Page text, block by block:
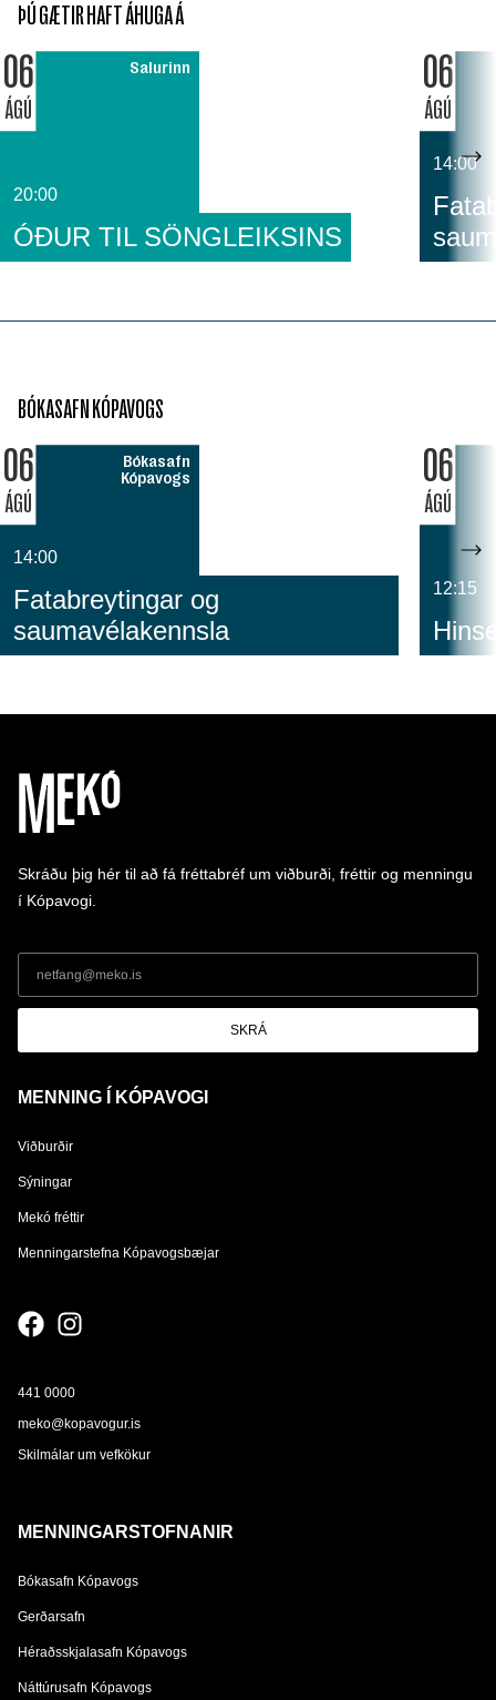
ÞÚ GÆTIR HAFT ÁHUGA Á
06
ÁGÚ
Salurinn
20:00
ÓÐUR TIL SÖNGLEIKSINS
06
ÁGÚ
14:00
BÓKASAFN KÓPAVOGS
06
ÁGÚ
Bókasafn
Kópavogs
14:00
Fatabreytingar og
saumavélakennsla
06
ÁGÚ
12:15
Skráðu þig hér til að fá fréttabréf um viðburði, fréttir og menningu
í Kópavogi.
SKRÁ
MENNING Í KÓPAVOGI
Viðburðir
Sýningar
Mekó fréttir
Menningarstefna Kópavogsbæjar
441 0000
meko@kopavogur.is
Skilmálar um vefkökur
MENNINGARSTOFNANIR
Bókasafn Kópavogs
Gerðarsafn
Héraðsskjalasafn Kópavogs
Náttúrusafn Kópavogs